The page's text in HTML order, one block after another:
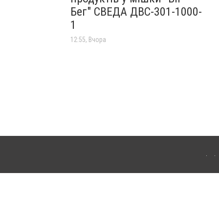
Бег" СВЕДА ДВС-301-1000-
1
12:55, Вчора